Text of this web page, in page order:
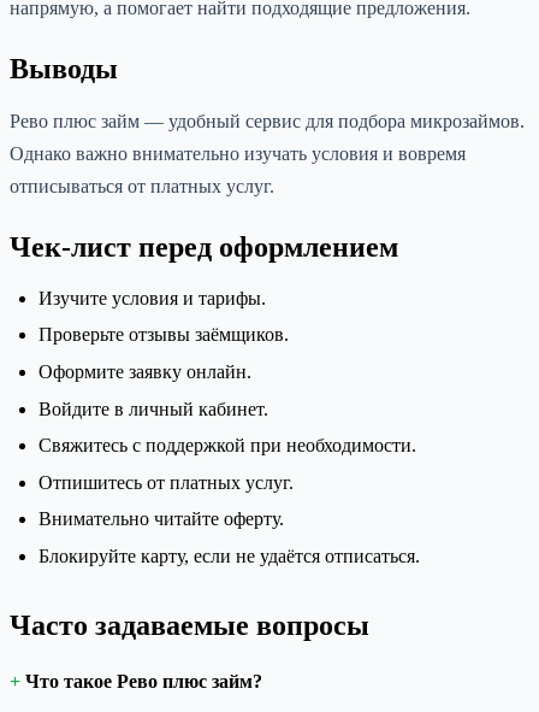
напрямую, а помогает найти подходящие предложения.
Выводы
Рево плюс займ — удобный сервис для подбора микрозаймов.
Однако важно внимательно изучать условия и вовремя
отписываться от платных услуг.
Чек-лист перед оформлением
Изучите условия и тарифы.
Проверьте отзывы заёмщиков.
Оформите заявку онлайн.
Войдите в личный кабинет.
Свяжитесь с поддержкой при необходимости.
Отпишитесь от платных услуг.
Внимательно читайте оферту.
Блокируйте карту, если не удаётся отписаться.
Часто задаваемые вопросы
Что такое Рево плюс займ?